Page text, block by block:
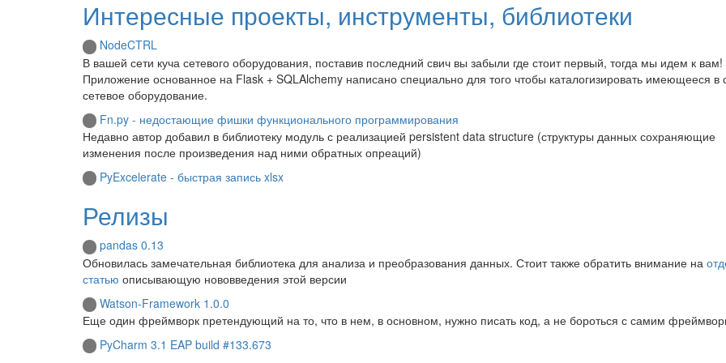
Интересные проекты, инструменты, библиотеки
NodeCTRL
В вашей сети куча сетевого оборудования, поставив последний свич вы забыли где стоит первый, тогда мы идем к вам!
Приложение основанное на Flask + SQLAlchemy написано специально для того чтобы каталогизировать имеющееся в
сетевое оборудование.
Fn.py - недостающие фишки функционального программирования
Недавно автор добавил в библиотеку модуль с реализацией persistent data structure (структуры данных сохраняющие
изменения после произведения над ними обратных опреаций)
PyExcelerate - быстрая запись xlsx
Релизы
pandas 0.13
Обновилась замечательная библиотека для анализа и преобразования данных. Стоит также обратить внимание на
статью описывающую нововведения этой версии
Watson-Framework 1.0.0
Еще один фреймворк претендующий на то, что в нем, в основном, нужно писать код, а не бороться с самим
PyCharm 3.1 EAP build #133.673